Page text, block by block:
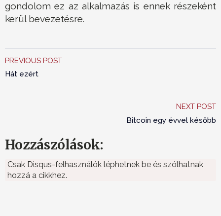
gondolom ez az alkalmazás is ennek részeként
kerül bevezetésre.
PREVIOUS POST
Hát ezért
NEXT POST
Bitcoin egy évvel később
Hozzászólások:
Csak Disqus-felhasználók léphetnek be és szólhatnak
hozzá a cikkhez.